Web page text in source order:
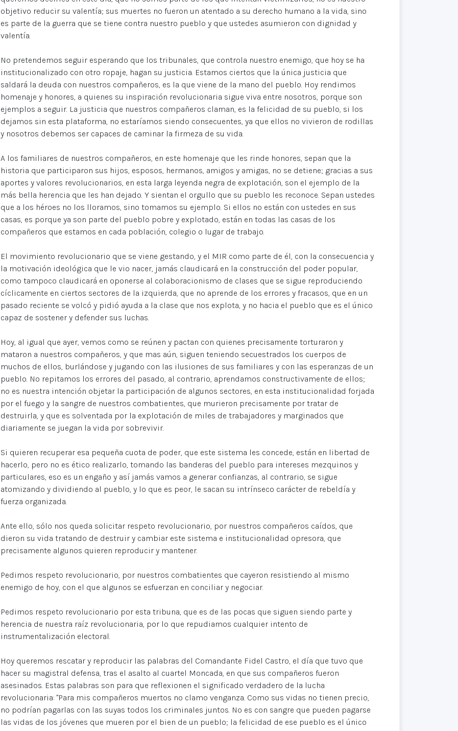
objetivo reducir su valentía; sus muertes no fueron un atentado a su derecho humano a la vida, sino
es parte de la guerra que se tiene contra nuestro pueblo y que ustedes asumieron con dignidad y
valentía.
No pretendemos seguir esperando que los tribunales, que controla nuestro enemigo, que hoy se ha
institucionalizado con otro ropaje, hagan su justicia. Estamos ciertos que la única justicia que
saldará la deuda con nuestros compañeros, es la que viene de la mano del pueblo. Hoy rendimos
homenaje y honores, a quienes su inspiración revolucionaria sigue viva entre nosotros, porque son
ejemplos a seguir. La justicia que nuestros compañeros claman, es la felicidad de su pueblo, si los
dejamos sin esta plataforma, no estaríamos siendo consecuentes, ya que ellos no vivieron de rodillas
y nosotros debemos ser capaces de caminar la firmeza de su vida.
A los familiares de nuestros compañeros, en este homenaje que les rinde honores, sepan que la
historia que participaron sus hijos, esposos, hermanos, amigos y amigas, no se detiene; gracias a sus
aportes y valores revolucionarios, en esta larga leyenda negra de explotación, son el ejemplo de la
más bella herencia que les han dejado. Y sientan el orgullo que su pueblo les reconoce. Sepan ustedes
que a los héroes no los lloramos, sino tomamos su ejemplo. Si ellos no están con ustedes en sus
casas, es porque ya son parte del pueblo pobre y explotado, están en todas las casas de los
compañeros que estamos en cada población, colegio o lugar de trabajo.
El movimiento revolucionario que se viene gestando, y el MIR como parte de él, con la consecuencia y
la motivación ideológica que le vio nacer, jamás claudicará en la construcción del poder popular,
como tampoco claudicará en oponerse al colaboracionismo de clases que se sigue reproduciendo
cíclicamente en ciertos sectores de la izquierda, que no aprende de los errores y fracasos, que en un
pasado reciente se volcó y pidió ayuda a la clase que nos explota, y no hacia el pueblo que es el único
capaz de sostener y defender sus luchas.
Hoy, al igual que ayer, vemos como se reúnen y pactan con quienes precisamente torturaron y
mataron a nuestros compañeros, y que mas aún, siguen teniendo secuestrados los cuerpos de
muchos de ellos, burlándose y jugando con las ilusiones de sus familiares y con las esperanzas de un
pueblo. No repitamos los errores del pasado, al contrario, aprendamos constructivamente de ellos;
no es nuestra intención objetar la participación de algunos sectores, en esta institucionalidad forjada
por el fuego y la sangre de nuestros combatientes, que murieron precisamente por tratar de
destruirla, y que es solventada por la explotación de miles de trabajadores y marginados que
diariamente se juegan la vida por sobrevivir.
Si quieren recuperar esa pequeña cuota de poder, que este sistema les concede, están en libertad de
hacerlo, pero no es ético realizarlo, tomando las banderas del pueblo para intereses mezquinos y
particulares, eso es un engaño y así jamás vamos a generar confianzas, al contrario, se sigue
atomizando y dividiendo al pueblo, y lo que es peor, le sacan su intrínseco carácter de rebeldía y
fuerza organizada.
Ante ello, sólo nos queda solicitar respeto revolucionario, por nuestros compañeros caídos, que
dieron su vida tratando de destruir y cambiar este sistema e institucionalidad opresora, que
precisamente algunos quieren reproducir y mantener.
Pedimos respeto revolucionario, por nuestros combatientes que cayeron resistiendo al mismo
enemigo de hoy, con el que algunos se esfuerzan en conciliar y negociar.
Pedimos respeto revolucionario por esta tribuna, que es de las pocas que siguen siendo parte y
herencia de nuestra raíz revolucionaria, por lo que repudiamos cualquier intento de
instrumentalización electoral.
Hoy queremos rescatar y reproducir las palabras del Comandante Fidel Castro, el día que tuvo que
hacer su magistral defensa, tras el asalto al cuartel Moncada, en que sus compañeros fueron
asesinados. Estas palabras son para que reflexionen el significado verdadero de la lucha
revolucionaria: "Para mis compañeros muertos no clamo venganza. Como sus vidas no tienen precio,
no podrían pagarlas con las suyas todos los criminales juntos. No es con sangre que pueden pagarse
las vidas de los jóvenes que mueren por el bien de un pueblo; la felicidad de ese pueblo es el único